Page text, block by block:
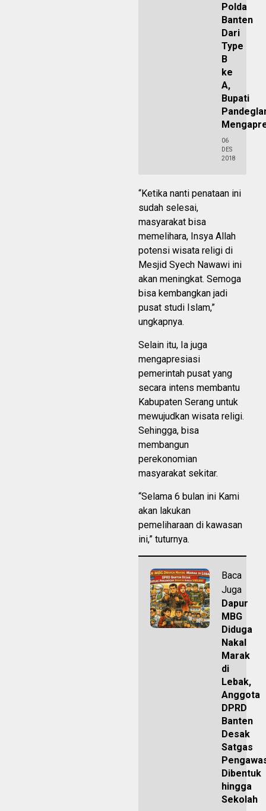
Polda
Banten
Dari
Type
B
ke
A,
Bupati
06
DES
2018
“Ketika nanti penataan ini
sudah selesai,
masyarakat bisa
memelihara, Insya Allah
potensi wisata religi di
Mesjid Syech Nawawi ini
akan meningkat. Semoga
bisa kembangkan jadi
pusat studi Islam,”
ungkapnya.
Selain itu, Ia juga
mengapresiasi
pemerintah pusat yang
secara intens membantu
Kabupaten Serang untuk
mewujudkan wisata religi.
Sehingga, bisa
membangun
perekonomian
masyarakat sekitar.
“Selama 6 bulan ini Kami
akan lakukan
pemeliharaan di kawasan
ini,” tuturnya.
Baca
Juga
Dapur
MBG
Diduga
Nakal
Marak
di
Lebak,
Anggota
DPRD
Banten
Desak
Satgas
Dibentuk
hingga
Sekolah